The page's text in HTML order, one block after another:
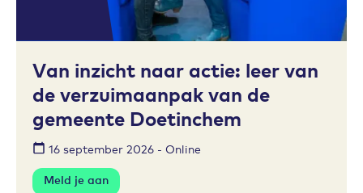
Toevoegen aan favorieten
Van inzicht naar actie: leer van
de verzuimaanpak van de
gemeente Doetinchem
16 september 2026 - Online
Meld je aan